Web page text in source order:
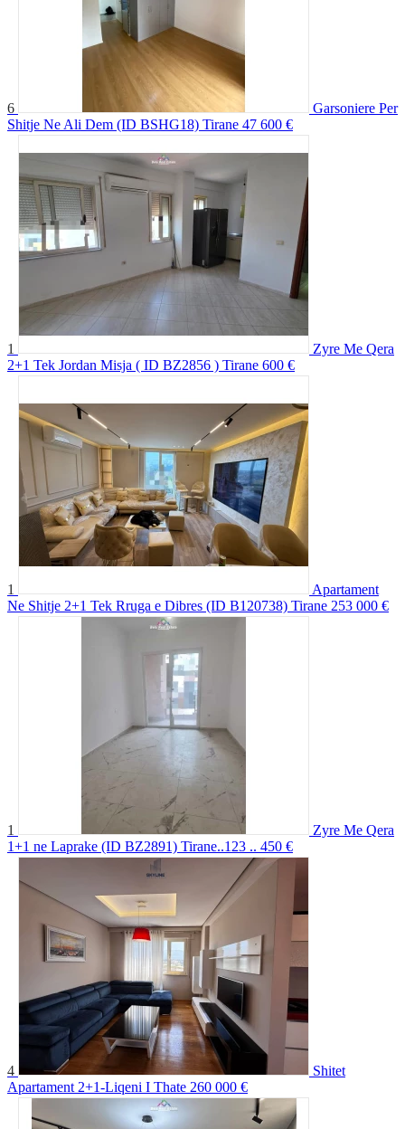
6
Garsoniere Per
Shitje Ne Ali Dem (ID BSHG18) Tirane 47 600 €
1
Zyre Me Qera
2+1 Tek Jordan Misja ( ID BZ2856 ) Tirane 600 €
1
Apartament
Ne Shitje 2+1 Tek Rruga e Dibres (ID B120738) Tirane 253 000 €
1
Zyre Me Qera
1+1 ne Laprake (ID BZ2891) Tirane..123 .. 450 €
4
Shitet
Apartament 2+1-Liqeni I Thate 260 000 €